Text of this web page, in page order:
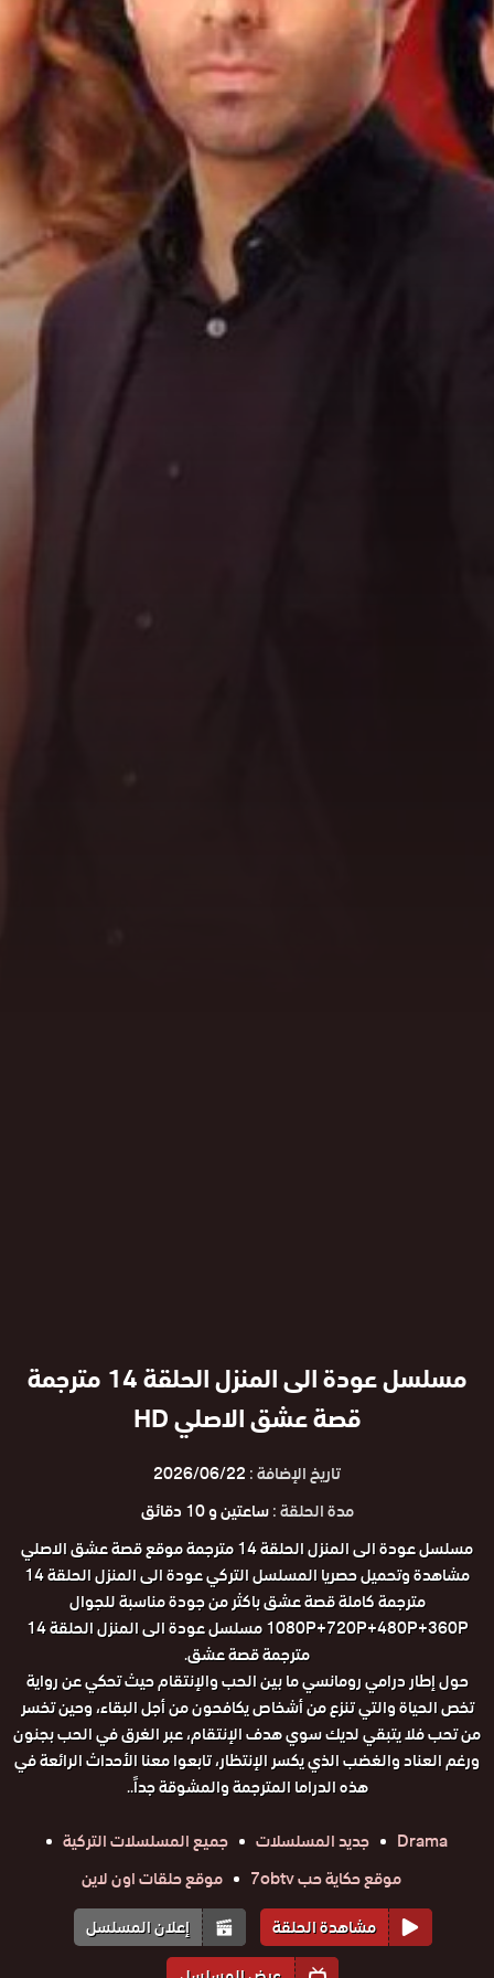
مسلسل عودة الى المنزل الحلقة 14 مترجمة
قصة عشق الاصلي HD
تاريخ الإضافة :2026/06/22
مدة الحلقة :ساعتين و 10 دقائق
مسلسل عودة الى المنزل الحلقة 14 مترجمة موقع قصة عشق الاصلي
مشاهدة وتحميل حصريا المسلسل التركي عودة الى المنزل الحلقة 14
مترجمة كاملة قصة عشق باكثر من جودة مناسبة للجوال
1080P+720P+480P+360P مسلسل عودة الى المنزل الحلقة 14
مترجمة قصة عشق.
حول إطار درامي رومانسي ما بين الحب والإنتقام حيث تحكي عن رواية
تخص الحياة والتي تنزع من أشخاص يكافحون من أجل البقاء، وحين تخسر
من تحب فلا يتبقي لديك سوي هدف الإنتقام، عبر الغرق في الحب بجنون
ورغم العناد والغضب الذي يكسر الإنتظار، تابعوا معنا الأحداث الرائعة في
هذه الدراما المترجمة والمشوقة جداً..
Drama
جديد المسلسلات
جميع المسلسلات التركية
موقع حكاية حب 7obtv
موقع حلقات اون لاين
مشاهدة الحلقة
إعلان المسلسل